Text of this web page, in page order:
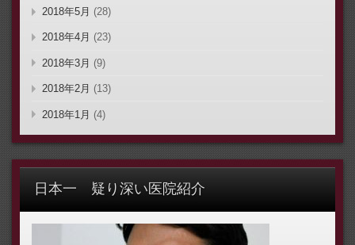
2018年5月 (28)
2018年4月 (23)
2018年3月 (9)
2018年2月 (13)
2018年1月 (4)
日本一 疑り深い医院紹介